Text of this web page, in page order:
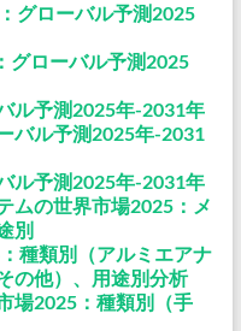
グローバル予測2025
グローバル予測2025
ル予測2025年-2031年
バル予測2025年-2031
ル予測2025年-2031年
ムの世界市場2025：メ
別
種類別（アルミエアナ
の他）、用途別分析
場2025：種類別（手